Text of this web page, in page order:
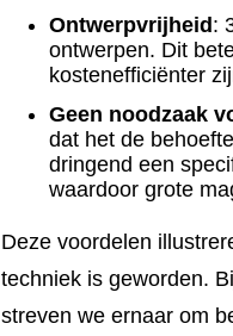
Ontwerpvrijheid :
ontwerpen. Dit
kostenefficiënter
Geen noodzaak
dat het de
dringend een
waardoor grote
Deze voordelen
techniek is geworden.
streven we ernaar om